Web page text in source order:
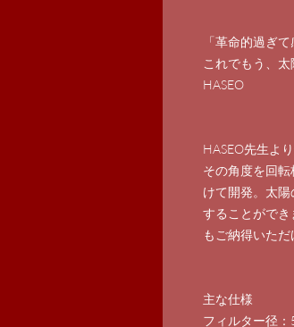
「革命的過ぎ
これでもう、太
HASEO
HASEO先生よ
その角度を回
けて開発。太
することができ
もご納得いただ
主な仕様
フィルター径